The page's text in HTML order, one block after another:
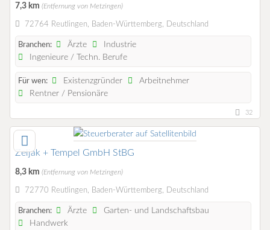
7,3 km (Entfernung von Metzingen)
72764 Reutlingen, Baden-Württemberg, Deutschland
Branchen: Ärzte
Industrie
Ingenieure / Techn. Berufe
Für wen: Existenzgründer
Arbeitnehmer
Rentner / Pensionäre
32
Zeljak + Tempel GmbH StBG
8,3 km (Entfernung von Metzingen)
72770 Reutlingen, Baden-Württemberg, Deutschland
Branchen: Ärzte
Garten- und Landschaftsbau
Handwerk